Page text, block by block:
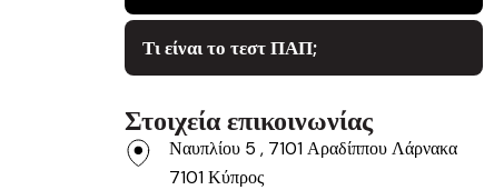
Τι είναι το τεστ ΠΑΠ;
Στοιχεία επικοινωνίας
Ναυπλίου 5 , 7101 Αραδίππου Λάρνακα
7101 Κύπρος